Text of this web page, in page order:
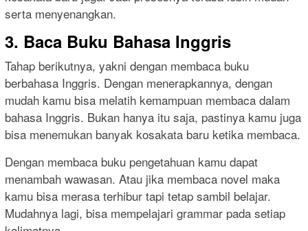
serta menyenangkan.
3. Baca Buku Bahasa Inggris
Tahap berikutnya, yakni dengan membaca buku
berbahasa Inggris. Dengan menerapkannya, dengan
mudah kamu bisa melatih kemampuan membaca dalam
bahasa Inggris. Bukan hanya itu saja, pastinya kamu juga
bisa menemukan banyak kosakata baru ketika membaca.
Dengan membaca buku pengetahuan kamu dapat
menambah wawasan. Atau jika membaca novel maka
kamu bisa merasa terhibur tapi tetap sambil belajar.
Mudahnya lagi, bisa mempelajari grammar pada setiap